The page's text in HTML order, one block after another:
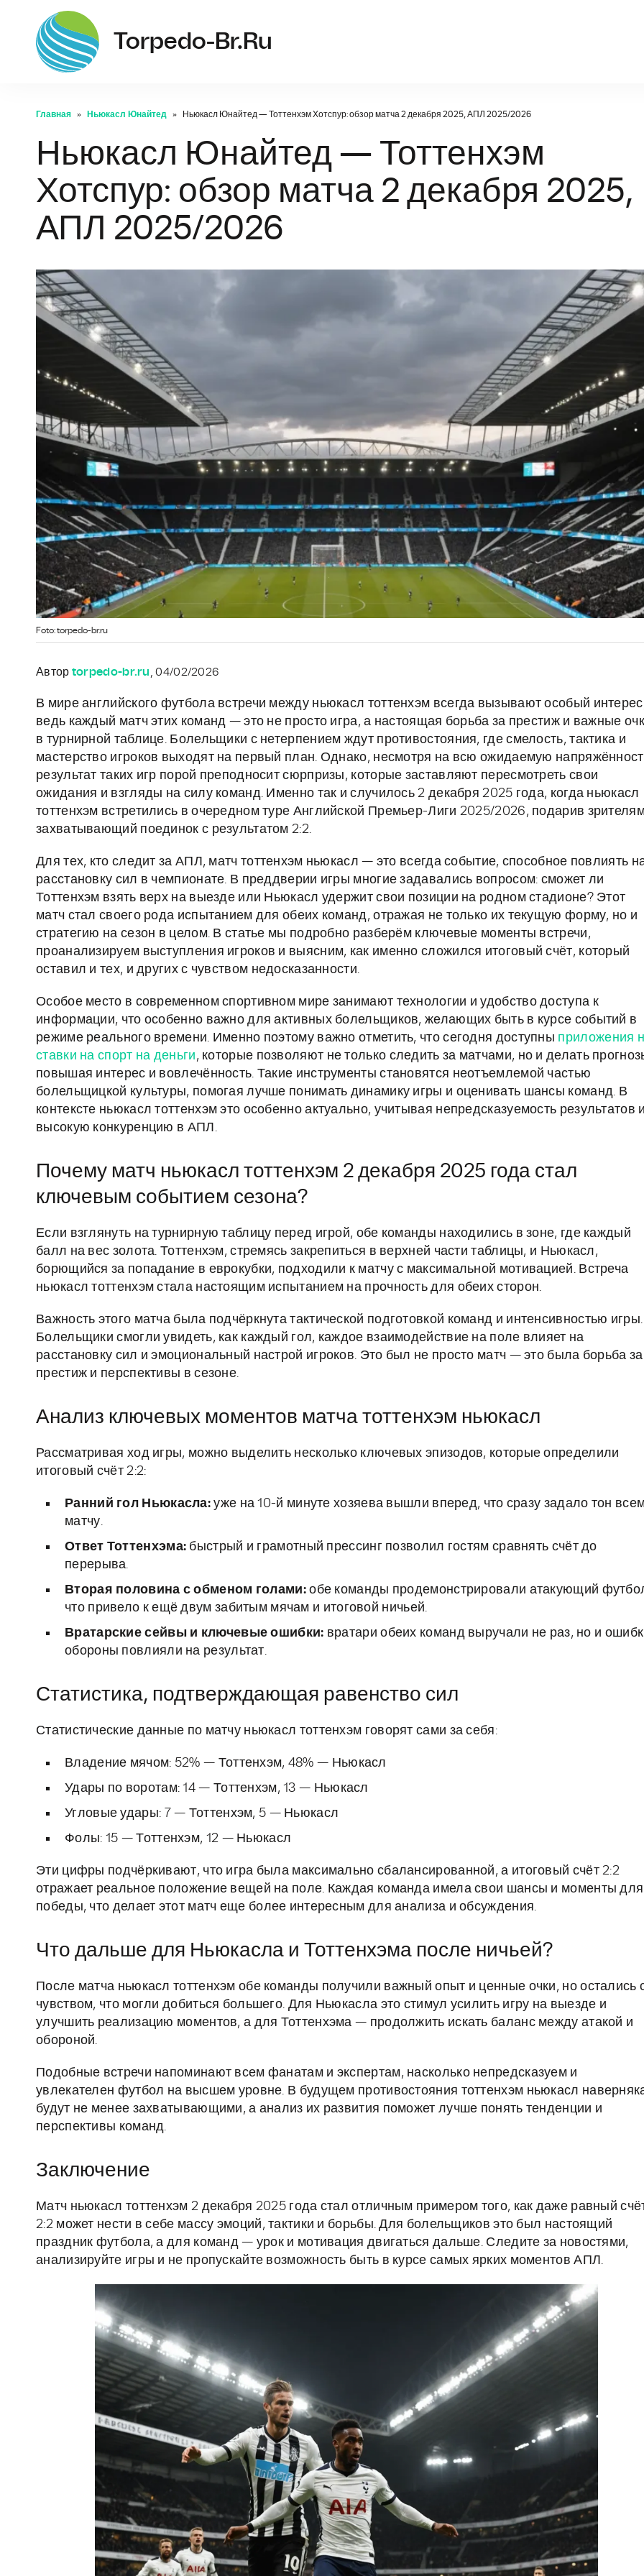
Torpedo-Br.ru
Главная Ньюкасл Юнайтед Ньюкасл Юнайтед — Тоттенхэм Хотспур: обзор матча 2 декабря 2025, АПЛ 2025/2026
Ньюкасл Юнайтед — Тоттенхэм
Хотспур: обзор матча 2 декабря 2025,
АПЛ 2025/2026
Foto: torpedo-br.ru
Автор torpedo-br.ru, 04/02/2026
В мире английского футбола встречи между ньюкасл тоттенхэм всегда вызывают особый
ведь каждый матч этих команд — это не просто игра, а настоящая борьба за престиж и важные
в турнирной таблице. Болельщики с нетерпением ждут противостояния, где смелость, тактика и
мастерство игроков выходят на первый план. Однако, несмотря на всю ожидаемую
результат таких игр порой преподносит сюрпризы, которые заставляют пересмотреть свои
ожидания и взгляды на силу команд. Именно так и случилось 2 декабря 2025 года, когда ньюкасл
тоттенхэм встретились в очередном туре Английской Премьер-Лиги 2025/2026, подарив
захватывающий поединок с результатом 2:2.
Для тех, кто следит за АПЛ, матч тоттенхэм ньюкасл — это всегда событие, способное повлиять
расстановку сил в чемпионате. В преддверии игры многие задавались вопросом: сможет ли
Тоттенхэм взять верх на выезде или Ньюкасл удержит свои позиции на родном стадионе? Этот
матч стал своего рода испытанием для обеих команд, отражая не только их текущую форму, но и
стратегию на сезон в целом. В статье мы подробно разберём ключевые моменты встречи,
проанализируем выступления игроков и выясним, как именно сложился итоговый счёт, который
оставил и тех, и других с чувством недосказанности.
Особое место в современном спортивном мире занимают технологии и удобство доступа к
информации, что особенно важно для активных болельщиков, желающих быть в курсе событий в
режиме реального времени. Именно поэтому важно отметить, что сегодня доступны приложения
ставки на спорт на деньги, которые позволяют не только следить за матчами, но и делать
повышая интерес и вовлечённость. Такие инструменты становятся неотъемлемой частью
болельщицкой культуры, помогая лучше понимать динамику игры и оценивать шансы команд. В
контексте ньюкасл тоттенхэм это особенно актуально, учитывая непредсказуемость результатов
высокую конкуренцию в АПЛ.
Почему матч ньюкасл тоттенхэм 2 декабря 2025 года стал
ключевым событием сезона?
Если взглянуть на турнирную таблицу перед игрой, обе команды находились в зоне, где каждый
балл на вес золота. Тоттенхэм, стремясь закрепиться в верхней части таблицы, и Ньюкасл,
борющийся за попадание в еврокубки, подходили к матчу с максимальной мотивацией. Встреча
ньюкасл тоттенхэм стала настоящим испытанием на прочность для обеих сторон.
Важность этого матча была подчёркнута тактической подготовкой команд и интенсивностью игры.
Болельщики смогли увидеть, как каждый гол, каждое взаимодействие на поле влияет на
расстановку сил и эмоциональный настрой игроков. Это был не просто матч — это была борьба за
престиж и перспективы в сезоне.
Анализ ключевых моментов матча тоттенхэм ньюкасл
Рассматривая ход игры, можно выделить несколько ключевых эпизодов, которые определили
итоговый счёт 2:2:
Ранний гол Ньюкасла: уже на 10-й минуте хозяева вышли вперед, что сразу задало тон
матчу.
Ответ Тоттенхэма: быстрый и грамотный прессинг позволил гостям сравнять счёт до
перерыва.
Вторая половина с обменом голами:обе команды продемонстрировали атакующий
что привело к ещё двум забитым мячам и итоговой ничьей.
Вратарские сейвы и ключевые ошибки: вратари обеих команд выручали не раз, но и
обороны повлияли на результат.
Статистика, подтверждающая равенство сил
Статистические данные по матчу ньюкасл тоттенхэм говорят сами за себя:
Владение мячом: 52% — Тоттенхэм, 48% — Ньюкасл
Удары по воротам: 14 — Тоттенхэм, 13 — Ньюкасл
Угловые удары: 7 — Тоттенхэм, 5 — Ньюкасл
Фолы: 15 — Тоттенхэм, 12 — Ньюкасл
Эти цифры подчёркивают, что игра была максимально сбалансированной, а итоговый счёт 2:2
отражает реальное положение вещей на поле. Каждая команда имела свои шансы и моменты для
победы, что делает этот матч еще более интересным для анализа и обсуждения.
Что дальше для Ньюкасла и Тоттенхэма после ничьей?
После матча ньюкасл тоттенхэм обе команды получили важный опыт и ценные очки, но остались
чувством, что могли добиться большего. Для Ньюкасла это стимул усилить игру на выезде и
улучшить реализацию моментов, а для Тоттенхэма — продолжить искать баланс между атакой и
обороной.
Подобные встречи напоминают всем фанатам и экспертам, насколько непредсказуем и
увлекателен футбол на высшем уровне. В будущем противостояния тоттенхэм ньюкасл
будут не менее захватывающими, а анализ их развития поможет лучше понять тенденции и
перспективы команд.
Заключение
Матч ньюкасл тоттенхэм 2 декабря 2025 года стал отличным примером того, как даже равный
2:2 может нести в себе массу эмоций, тактики и борьбы. Для болельщиков это был настоящий
праздник футбола, а для команд — урок и мотивация двигаться дальше. Следите за новостями,
анализируйте игры и не пропускайте возможность быть в курсе самых ярких моментов АПЛ.